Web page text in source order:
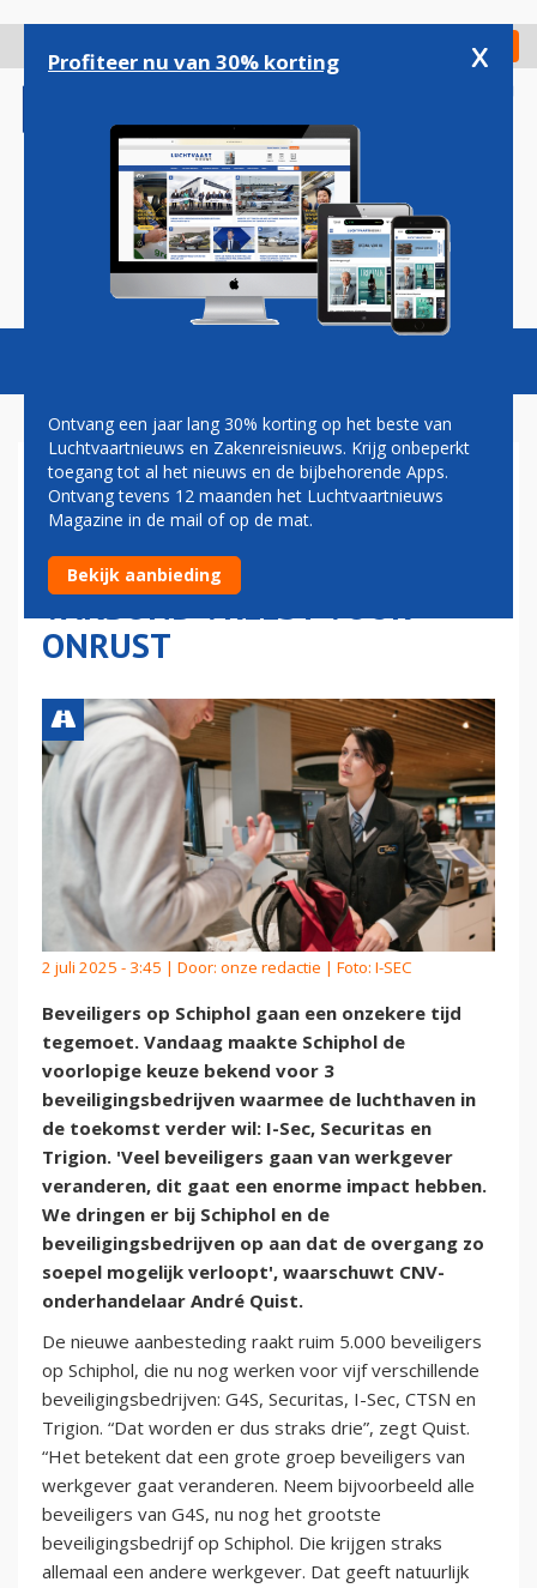
gaan
Check in
Magazine Podcasts Vacatures
SCHIPHOL VAN VIJF NAAR
DRIE
BEVEILIGINGSBEDRIJVEN:
VAKBOND VREEST VOOR
ONRUST
2 juli 2025 - 3:45 | Door: onze redactie | Foto: I-SEC
Beveiligers op Schiphol gaan een onzekere tijd
tegemoet. Vandaag maakte Schiphol de
voorlopige keuze bekend voor 3
beveiligingsbedrijven waarmee de luchthaven in
de toekomst verder wil: I-Sec, Securitas en
Trigion. 'Veel beveiligers gaan van werkgever
veranderen, dit gaat een enorme impact hebben.
We dringen er bij Schiphol en de
beveiligingsbedrijven op aan dat de overgang zo
soepel mogelijk verloopt', waarschuwt CNV-
onderhandelaar André Quist.
De nieuwe aanbesteding raakt ruim 5.000 beveiligers
op Schiphol, die nu nog werken voor vijf verschillende
beveiligingsbedrijven: G4S, Securitas, I-Sec, CTSN en
Trigion. “Dat worden er dus straks drie”, zegt Quist.
“Het betekent dat een grote groep beveiligers van
werkgever gaat veranderen. Neem bijvoorbeeld alle
beveiligers van G4S, nu nog het grootste
beveiligingsbedrijf op Schiphol. Die krijgen straks
allemaal een andere werkgever. Dat geeft natuurlijk
Profiteer nu van 30% korting x
Ontvang een jaar lang 30% korting op het beste van
Luchtvaartnieuws en Zakenreisnieuws. Krijg onbeperkt
toegang tot al het nieuws en de bijbehorende Apps.
Ontvang tevens 12 maanden het Luchtvaartnieuws
Magazine in de mail of op de mat.
Bekijk aanbieding